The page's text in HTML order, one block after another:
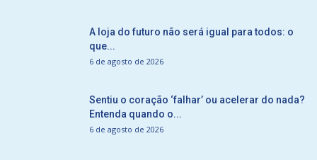
A loja do futuro não será igual para todos: o
que...
6 de agosto de 2026
Sentiu o coração ‘falhar’ ou acelerar do nada?
Entenda quando o...
6 de agosto de 2026